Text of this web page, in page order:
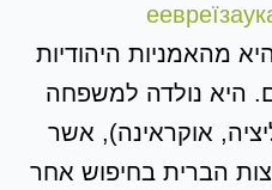
מהאמניות היהודיות
היא נולדה למשפחה
אוקראינה), אשר
הברית בחיפוש אחר